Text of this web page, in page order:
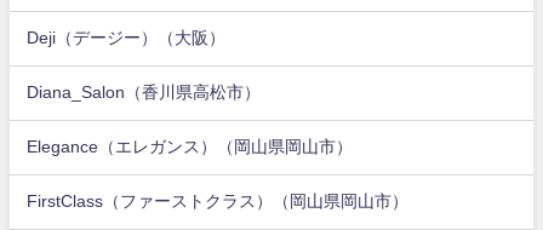
Deji（デージー）（大阪）
Diana_Salon（香川県高松市）
Elegance（エレガンス）（岡山県岡山市）
FirstClass（ファーストクラス）（岡山県岡山市）